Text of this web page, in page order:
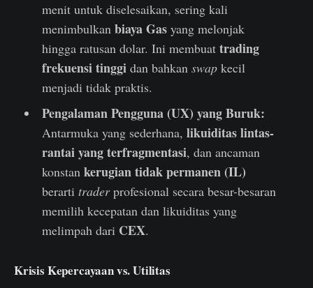
menit untuk diselesaikan, sering kali
menimbulkan biaya Gasyang melonjak
hingga ratusan dolar. Ini membuat trading
frekuensi tinggidan bahkan swapkecil
menjadi tidak praktis.
Pengalaman Pengguna (UX) yang Buruk:
Antarmuka yang sederhana, likuiditas lintas-
rantai yang terfragmentasi, dan ancaman
konstan kerugian tidak permanen (IL)
berarti traderprofesional secara besar-besaran
memilih kecepatan dan likuiditas yang
melimpah dari CEX.
Krisis Kepercayaan vs. Utilitas